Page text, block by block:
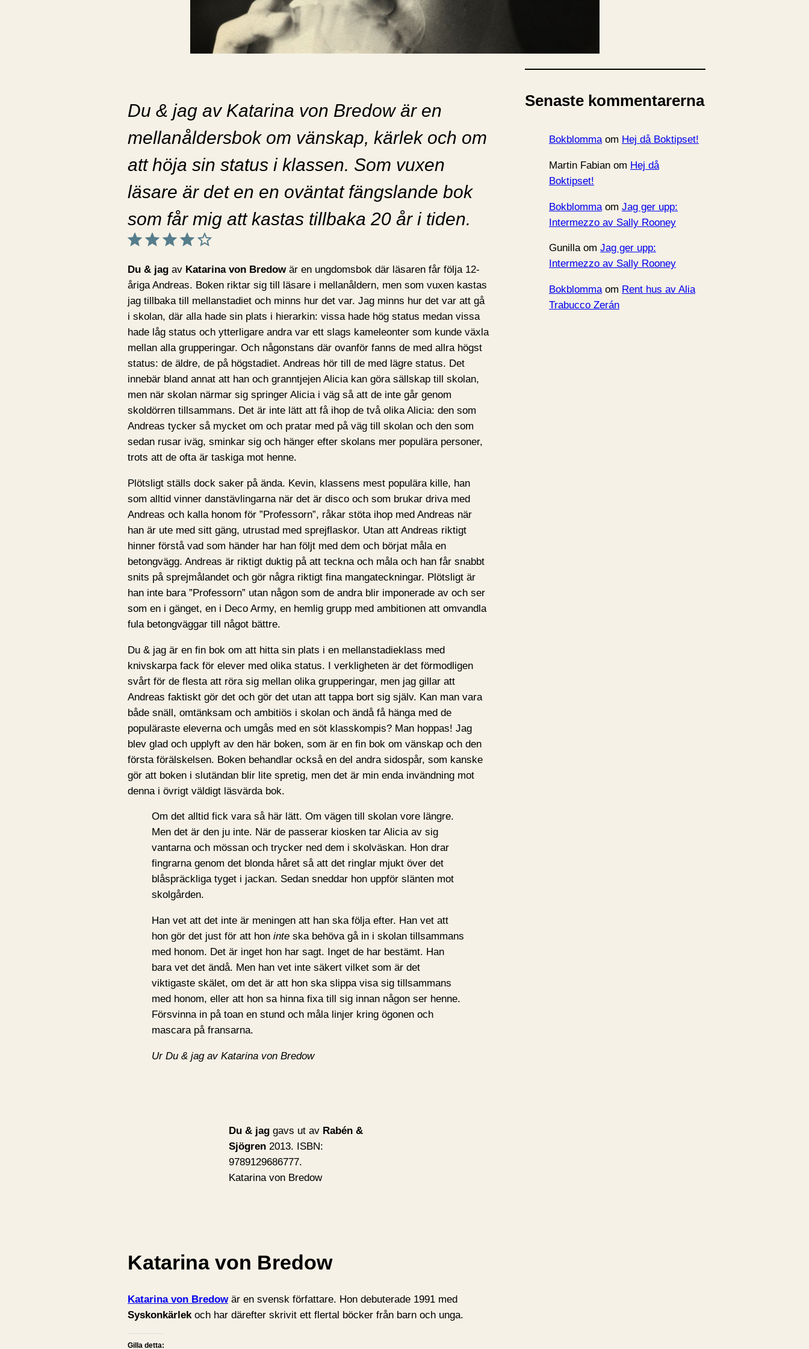
Du & jag av Katarina von Bredow är en
mellanåldersbok om vänskap, kärlek och om
att höja sin status i klassen. Som vuxen
läsare är det en en oväntat fängslande bok
som får mig att kastas tillbaka 20 år i tiden.
Betyg: 4 av 5.
Du & jag av Katarina von Bredowär en ungdomsbok där läsaren får följa 12-
åriga Andreas. Boken riktar sig till läsare i mellanåldern, men som vuxen kastas
jag tillbaka till mellanstadiet och minns hur det var. Jag minns hur det var att gå
i skolan, där alla hade sin plats i hierarkin: vissa hade hög status medan vissa
hade låg status och ytterligare andra var ett slags kameleonter som kunde växla
mellan alla grupperingar. Och någonstans där ovanför fanns de med allra högst
status: de äldre, de på högstadiet. Andreas hör till de med lägre status. Det
innebär bland annat att han och granntjejen Alicia kan göra sällskap till skolan,
men när skolan närmar sig springer Alicia i väg så att de inte går genom
skoldörren tillsammans. Det är inte lätt att få ihop de två olika Alicia: den som
Andreas tycker så mycket om och pratar med på väg till skolan och den som
sedan rusar iväg, sminkar sig och hänger efter skolans mer populära personer,
trots att de ofta är taskiga mot henne.
Plötsligt ställs dock saker på ända. Kevin, klassens mest populära kille, han
som alltid vinner danstävlingarna när det är disco och som brukar driva med
Andreas och kalla honom för ”Professorn”, råkar stöta ihop med Andreas när
han är ute med sitt gäng, utrustad med sprejflaskor. Utan att Andreas riktigt
hinner förstå vad som händer har han följt med dem och börjat måla en
betongvägg. Andreas är riktigt duktig på att teckna och måla och han får snabbt
snits på sprejmålandet och gör några riktigt fina mangateckningar. Plötsligt är
han inte bara ”Professorn” utan någon som de andra blir imponerade av och ser
som en i gänget, en i Deco Army, en hemlig grupp med ambitionen att omvandla
fula betongväggar till något bättre.
Du & jag är en fin bok om att hitta sin plats i en mellanstadieklass med
knivskarpa fack för elever med olika status. I verkligheten är det förmodligen
svårt för de flesta att röra sig mellan olika grupperingar, men jag gillar att
Andreas faktiskt gör det och gör det utan att tappa bort sig själv. Kan man vara
både snäll, omtänksam och ambitiös i skolan och ändå få hänga med de
populäraste eleverna och umgås med en söt klasskompis? Man hoppas! Jag
blev glad och upplyft av den här boken, som är en fin bok om vänskap och den
första förälskelsen. Boken behandlar också en del andra sidospår, som kanske
gör att boken i slutändan blir lite spretig, men det är min enda invändning mot
denna i övrigt väldigt läsvärda bok.
Om det alltid fick vara så här lätt. Om vägen till skolan vore längre.
Men det är den ju inte. När de passerar kiosken tar Alicia av sig
vantarna och mössan och trycker ned dem i skolväskan. Hon drar
fingrarna genom det blonda håret så att det ringlar mjukt över det
blåspräckliga tyget i jackan. Sedan sneddar hon uppför slänten mot
skolgården.
Han vet att det inte är meningen att han ska följa efter. Han vet att
hon gör det just för att hon inte ska behöva gå in i skolan tillsammans
med honom. Det är inget hon har sagt. Inget de har bestämt. Han
bara vet det ändå. Men han vet inte säkert vilket som är det
viktigaste skälet, om det är att hon ska slippa visa sig tillsammans
med honom, eller att hon sa hinna fixa till sig innan någon ser henne.
Försvinna in på toan en stund och måla linjer kring ögonen och
mascara på fransarna.
Ur Du & jag av Katarina von Bredow
Du & jag gavs ut av Rabén &
Sjögren 2013. ISBN:
9789129686777.
Katarina von Bredow
Katarina von Bredow
Katarina von Bredowär en svensk författare. Hon debuterade 1991 med
Syskonkärlekoch har därefter skrivit ett flertal böcker från barn och unga.
Gilla detta:
r
k
v
Senaste kommentarerna
Bokblommaom Hej då Boktipset!
Martin Fabian om Hej då
Boktipset!
Bokblomma om Jag ger upp:
Intermezzo av Sally Rooney
Gunillaom Jag ger upp:
Intermezzo av Sally Rooney
Bokblommaom Rent hus av Alia
Trabucco Zerán